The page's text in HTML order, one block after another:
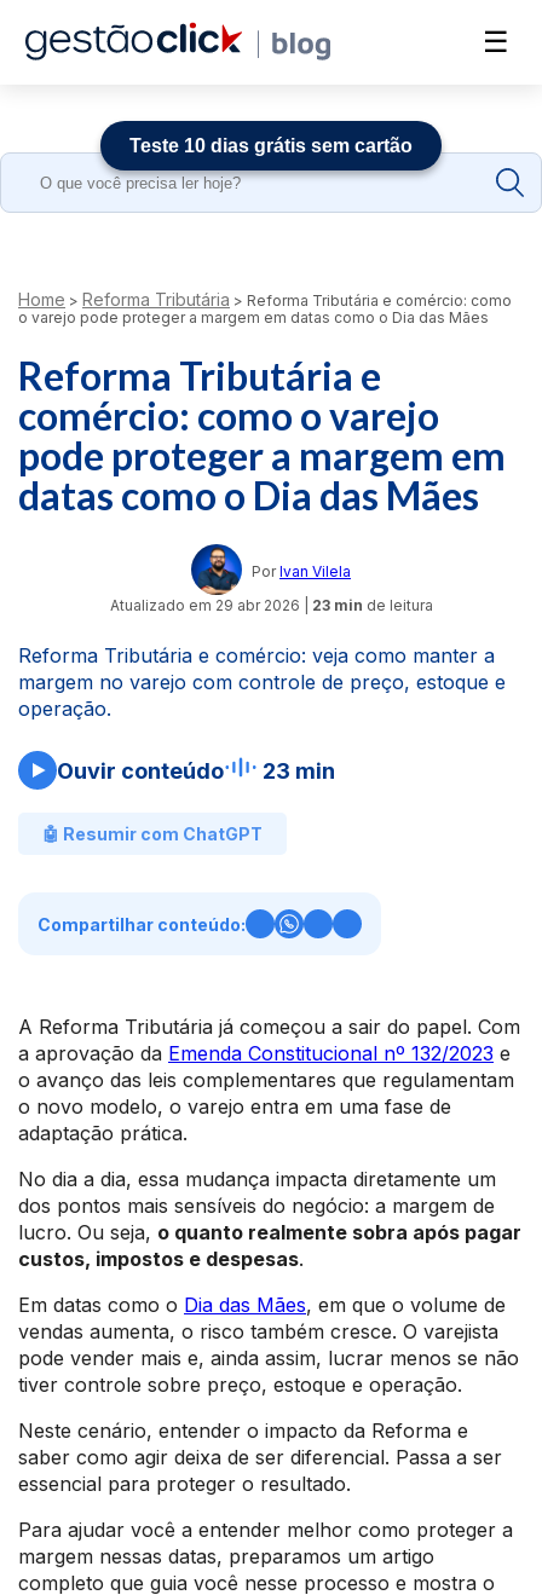
☰
Search
Home > Reforma Tributária > Reforma Tributária e comércio: como
o varejo pode proteger a margem em datas como o Dia das Mães
Reforma Tributária e
comércio: como o varejo
pode proteger a margem em
datas como o Dia das Mães
Por Ivan Vilela
Atualizado em 29 abr 2026 23 min de leitura
Reforma Tributária e comércio: veja como manter a
margem no varejo com controle de preço, estoque e
operação.
Ouvir conteúdo 23 min
🤖 Resumir com ChatGPT
Compartilhar conteúdo:
A Reforma Tributária já começou a sair do papel. Com
a aprovação da Emenda Constitucional nº 132/2023 e
o avanço das leis complementares que regulamentam
o novo modelo, o varejo entra em uma fase de
adaptação prática.
No dia a dia, essa mudança impacta diretamente um
dos pontos mais sensíveis do negócio: a margem de
lucro. Ou seja, o quanto realmente sobra após pagar
custos, impostos e despesas.
Em datas como o Dia das Mães, em que o volume de
vendas aumenta, o risco também cresce. O varejista
pode vender mais e, ainda assim, lucrar menos se não
tiver controle sobre preço, estoque e operação.
Neste cenário, entender o impacto da Reforma e
saber como agir deixa de ser diferencial. Passa a ser
essencial para proteger o resultado.
Para ajudar você a entender melhor como proteger a
margem nessas datas, preparamos um artigo
completo que guia você nesse processo e mostra o
Teste 10 dias grátis sem cartão